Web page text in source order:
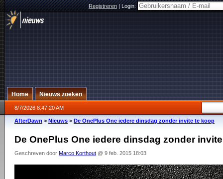
Registreren|Login:
Home Nieuws zoeken
8/7/2026 8:47:20 AM
AfterDawn > Nieuws > De OnePlus One iedere dinsdag zonder invite te koop
De OnePlus One iedere dinsdag zonder
Geschreven door Marco Korthout @ 9 feb. 2015 18:03